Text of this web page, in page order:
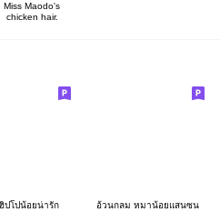
Miss Maodo's
chicken hair.
ปโปน้อยน่ารัก อ้วนกลม หมาน้อยแสนซน